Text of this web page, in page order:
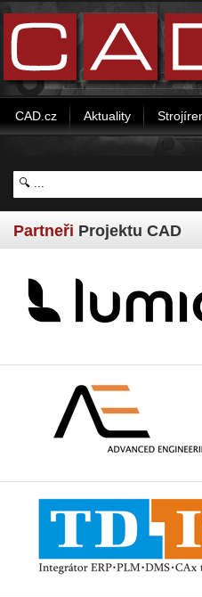
CAD.cz Aktuality
Partneři Projektu CAD